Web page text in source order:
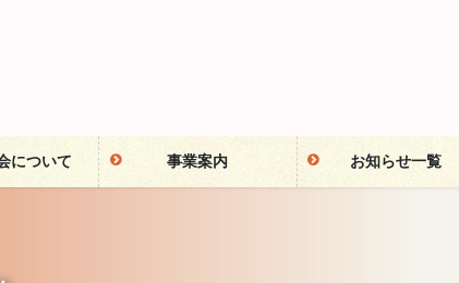
について 事業案内 お知らせ一覧